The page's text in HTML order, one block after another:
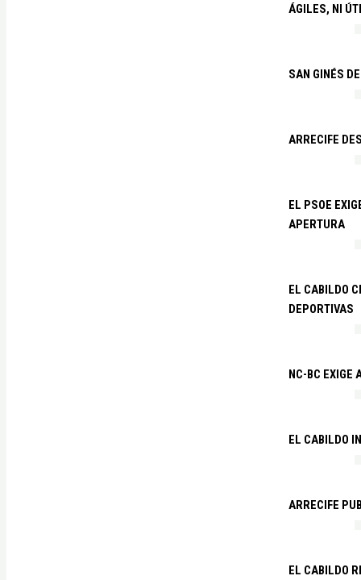
ÁGILES, NI
SAN GINÉS
ARRECIFE
EL PSOE
APERTURA
EL CABILDO
DEPORTIVAS
NC-BC EXIGE
EL CABILDO
ARRECIFE
EL CABILDO